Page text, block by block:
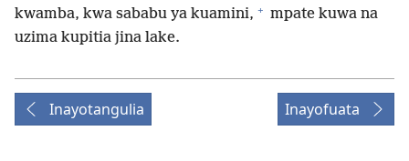
kwamba, kwa sababu ya kuamini, + mpate kuwa na
uzima kupitia jina lake.
Inayotangulia Inayofuata